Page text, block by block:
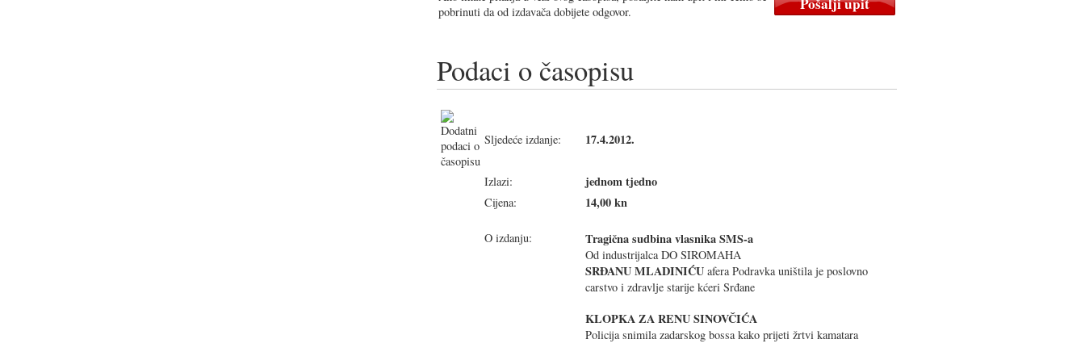
pobrinuti da od izdavača dobijete odgovor.
Podaci o časopisu
Sljedeće izdanje: 17.4.2012.
Izlazi: jednom tjedno
Cijena: 14,00 kn
O izdanju: Tragična sudbina vlasnika SMS-a
Od industrijalca DO SIROMAHA
SRĐANU MLADINIĆU afera Podravka uništila je poslovno
carstvo i zdravlje starije kćeri Srđane
KLOPKA ZA RENU SINOVČIĆA
Policija snimila zadarskog bossa kako prijeti žrtvi kamatara